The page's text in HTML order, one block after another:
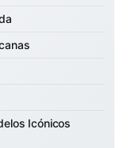
Icónicos